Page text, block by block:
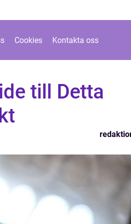
Cookies Kontakta oss
till Detta